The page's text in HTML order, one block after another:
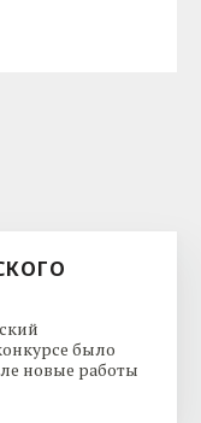
было
новые работы